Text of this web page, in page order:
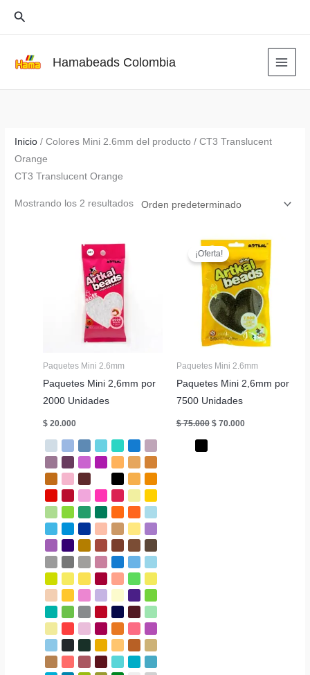
Buscar
Hamabeads Colombia
Inicio / Colores Mini 2.6mm del producto / CT3 Translucent
Orange
CT3 Translucent Orange
Mostrando los 2 resultados
Paquetes Mini 2.6mm
Paquetes Mini 2,6mm por
2000 Unidades
$ 20.000
¡Oferta!
Paquetes Mini 2.6mm
Paquetes Mini 2,6mm por
7500 Unidades
$75.000 El
precio
$70.000El